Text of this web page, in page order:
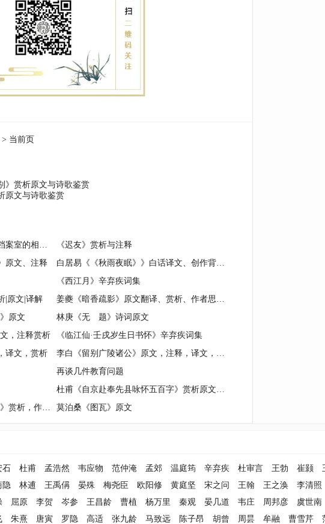
> 当前页
》赏析原文与诗歌鉴赏
原文与诗歌鉴赏
——来自印度国际大学罗宾德拉档案室的相关资料
《迟友》赏析与注释
原文、注释
白居易《《秋雨夜眠》》白话译文、创作背景、赏析
《西江月》辛弃疾词集
|原文|译解
姜夔《暗香疏影》原文翻译、赏析、作者思想情感意境鉴赏
原文
林庚《无 题》诗词原文
，注释赏析
《临江仙·壬戌岁生日书怀》辛弃疾词集
译文，赏析
李白《留别广陵诸公》原文，注释，译文，赏析
再谈几件教育问题
杜甫《自京赴奉先县咏怀五百字》赏析原文与诗歌鉴赏
离别词《玉楼春·尊前拟把归期说》赏析，作者思想感情解读，创作艺术手法鉴赏
莫泊桑《图瓦》原文
石 杜甫 孟浩然 韦应物 范仲淹 孟郊 温庭筠 辛弃疾 杜审言 王勃 崔颢
隐 林逋 王禹偁 晏殊 梅尧臣 欧阳修 黄庭坚 宋之问 王翰 王之涣 李清照
屈原 李贺 岑参 王昌龄 曹植 杨万里 秦观 晏几道 韦庄 周邦彦 虞世南
朱熹 唐寅 罗隐 高适 张九龄 马致远 陈子昂 胡曾 周昙 牟融 曹雪芹